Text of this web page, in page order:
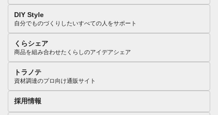
DIY Style
自分でものづくりしたいすべての人をサポート
くらシェア
商品を組み合わせたくらしのアイデアシェア
トラノテ
資材調達のプロ向け通販サイト
採用情報